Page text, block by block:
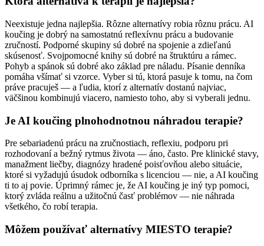
Neexistuje jedna najlepšia. Rôzne alternatívy robia rôznu prácu. AI
koučing je dobrý na samostatnú reflexívnu prácu a budovanie
zručností. Podporné skupiny sú dobré na spojenie a zdieľanú
skúsenosť. Svojpomocné knihy sú dobré na štruktúru a rámec.
Pohyb a spánok sú dobré ako základ pre náladu. Písanie denníka
pomáha všímať si vzorce. Vyber si tú, ktorá pasuje k tomu, na čom
práve pracuješ — a ľudia, ktorí z alternatív dostanú najviac,
väčšinou kombinujú viacero, namiesto toho, aby si vyberali jednu.
Je AI koučing plnohodnotnou náhradou terapie?
Pre sebariadenú prácu na zručnostiach, reflexiu, podporu pri
rozhodovaní a bežný rytmus života — áno, často. Pre klinické stavy,
manažment liečby, diagnózy hradené poisťovňou alebo situácie,
ktoré si vyžadujú úsudok odborníka s licenciou — nie, a AI koučing
ti to aj povie. Úprimný rámec je, že AI koučing je iný typ pomoci,
ktorý zvláda reálnu a užitočnú časť problémov — nie náhrada
všetkého, čo robí terapia.
Môžem používať alternatívy MIESTO terapie?